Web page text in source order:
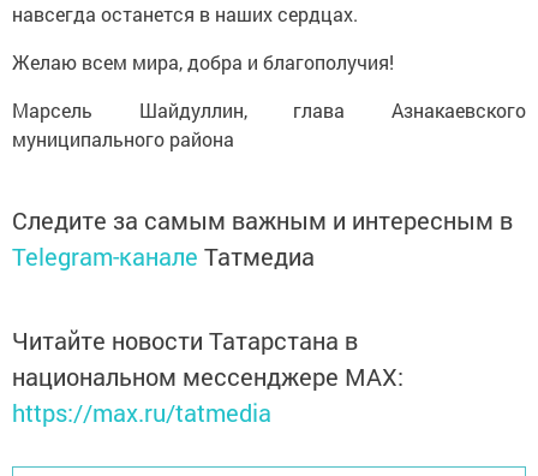
навсегда останется в наших сердцах.
Желаю всем мира, добра и благополучия!
Марсель Шайдуллин, глава Азнакаевского
муниципального района
Следите за самым важным и интересным в
Telegram-канале Татмедиа
Читайте новости Татарстана в
национальном мессенджере MАХ:
https://max.ru/tatmedia